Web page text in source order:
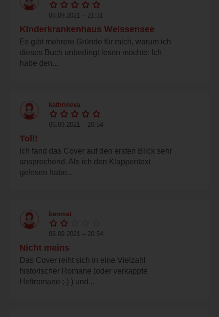
06.09.2021 – 21:31
Kinderkrankenhaus Weissensee
Es gibt mehrere Gründe für mich, warum ich
dieses Buch unbedingt lesen möchte: Ich
habe den...
kathrineva
06.09.2021 – 20:54
Toll!
Ich fand das Cover auf den ersten Blick sehr
ansprechend. Als ich den Klappentext
gelesen habe...
benmat
06.09.2021 – 20:54
Nicht meins
Das Cover reiht sich in eine Vielzahl
historischer Romane (oder verkappte
Heftromane ;-) ) und...